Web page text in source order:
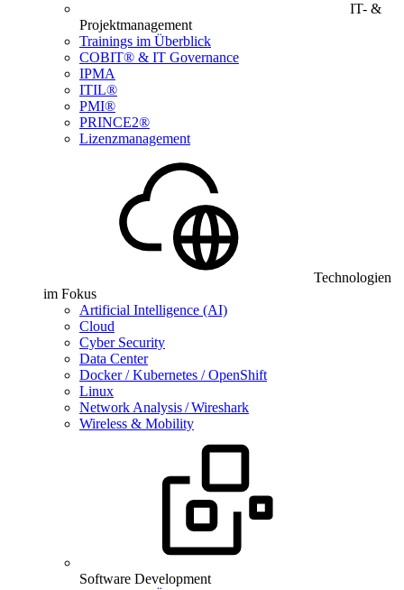
IT- &
Projektmanagement
Trainings im Überblick
COBIT® & IT Governance
IPMA
ITIL®
PMI®
PRINCE2®
Lizenzmanagement
Technologien
im Fokus
Artificial Intelligence (AI)
Cloud
Cyber Security
Data Center
Docker / Kubernetes / OpenShift
Linux
Network Analysis / Wireshark
Wireless & Mobility
Software Development